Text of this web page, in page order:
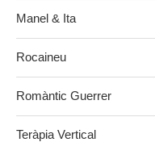
Manel & Ita
Rocaineu
Romàntic Guerrer
Teràpia Vertical